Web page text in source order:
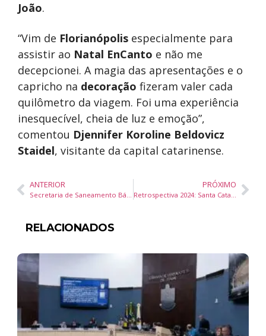
João.
“Vim de Florianópolis especialmente para
assistir ao Natal EnCanto e não me
decepcionei. A magia das apresentações e o
capricho na decoração fizeram valer cada
quilômetro da viagem. Foi uma experiência
inesquecível, cheia de luz e emoção”,
comentou Djennifer Koroline Beldovicz
Staidel, visitante da capital catarinense.
ANTERIOR
Secretaria de Saneamento Básico de Camboriu instala 30 novas lixeiras contêineres
PRÓXIMO
Retrospectiva 2024: Santa Catarina encerra o ano com marca histórica de mais de R$ 381 milhões em incentivo para ciência, tecnologia e inovação
RELACIONADOS